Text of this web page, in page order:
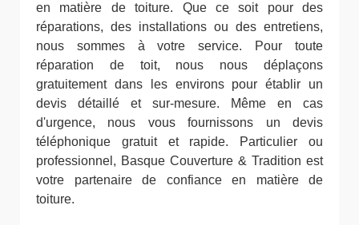
en matière de toiture. Que ce soit pour des
réparations, des installations ou des entretiens,
nous sommes à votre service. Pour toute
réparation de toit, nous nous déplaçons
gratuitement dans les environs pour établir un
devis détaillé et sur-mesure. Même en cas
d'urgence, nous vous fournissons un devis
téléphonique gratuit et rapide. Particulier ou
professionnel, Basque Couverture & Tradition est
votre partenaire de confiance en matière de
toiture.